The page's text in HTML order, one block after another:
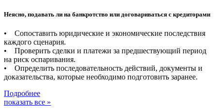
Неясно, подавать ли на банкротство или договариваться с кредиторами
• Сопоставить юридические и экономические последствия
каждого сценария.
• Проверить сделки и платежи за предшествующий период
на риск оспаривания.
• Определить последовательность действий, документы и
доказательства, которые необходимо подготовить заранее.
Подробнее
показать все »